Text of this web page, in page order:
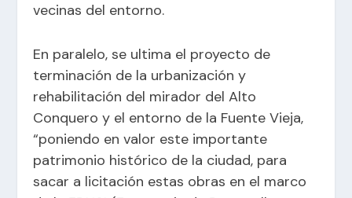
vecinas del entorno.
En paralelo, se ultima el proyecto de
terminación de la urbanización y
rehabilitación del mirador del Alto
Conquero y el entorno de la Fuente Vieja,
“poniendo en valor este importante
patrimonio histórico de la ciudad, para
sacar a licitación estas obras en el marco